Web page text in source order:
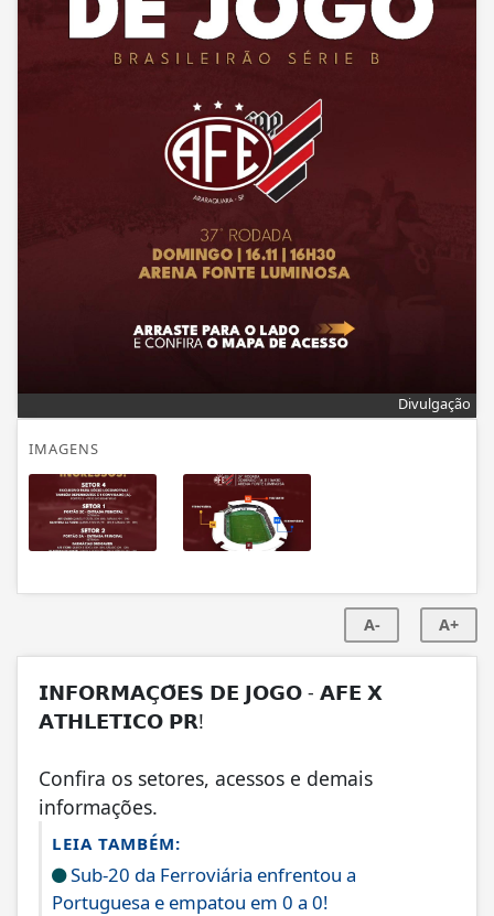
Divulgação
IMAGENS
A- A+
𝗜𝗡𝗙𝗢𝗥𝗠𝗔𝗖̧𝗢̃𝗘𝗦 𝗗𝗘 𝗝𝗢𝗚𝗢 - 𝗔𝗙𝗘 𝗫
𝗔𝗧𝗛𝗟𝗘𝗧𝗜𝗖𝗢 𝗣𝗥!
Confira os setores, acessos e demais
informações.
LEIA TAMBÉM:
Sub-20 da Ferroviária enfrentou a
Portuguesa e empatou em 0 a 0!